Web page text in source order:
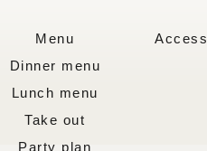
Menu
Dinner menu
Lunch menu
Take out
Party plan
Access